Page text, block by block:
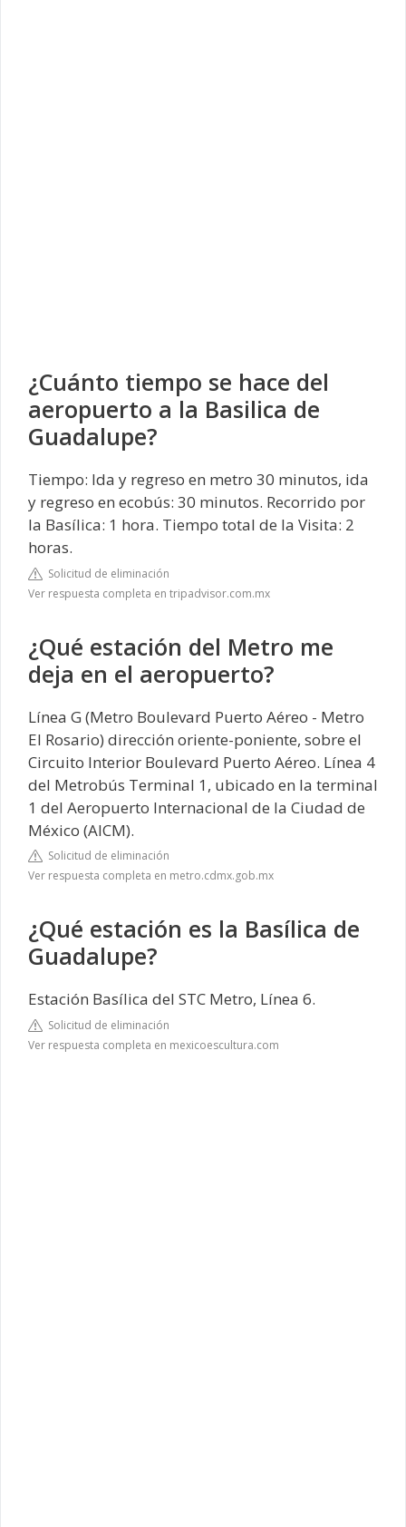
¿Cuánto tiempo se hace del
aeropuerto a la Basilica de
Guadalupe?
Tiempo: Ida y regreso en metro 30 minutos, ida
y regreso en ecobús: 30 minutos. Recorrido por
la Basílica: 1 hora. Tiempo total de la Visita: 2
horas.
Solicitud de eliminación
Ver respuesta completa en tripadvisor.com.mx
¿Qué estación del Metro me
deja en el aeropuerto?
Línea G (Metro Boulevard Puerto Aéreo - Metro
El Rosario) dirección oriente-poniente, sobre el
Circuito Interior Boulevard Puerto Aéreo. Línea 4
del Metrobús Terminal 1, ubicado en la terminal
1 del Aeropuerto Internacional de la Ciudad de
México (AICM).
Solicitud de eliminación
Ver respuesta completa en metro.cdmx.gob.mx
¿Qué estación es la Basílica de
Guadalupe?
Estación Basílica del STC Metro, Línea 6.
Solicitud de eliminación
Ver respuesta completa en mexicoescultura.com